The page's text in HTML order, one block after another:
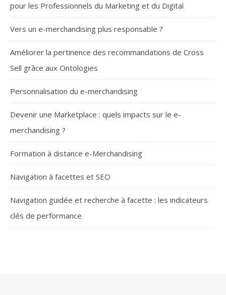
pour les Professionnels du Marketing et du Digital
Vers un e-merchandising plus responsable ?
Améliorer la pertinence des recommandations de Cross
Sell grâce aux Ontologies
Personnalisation du e-merchandising
Devenir une Marketplace : quels impacts sur le e-
merchandising ?
Formation à distance e-Merchandising
Navigation à facettes et SEO
Navigation guidée et recherche à facette : les indicateurs
clés de performance